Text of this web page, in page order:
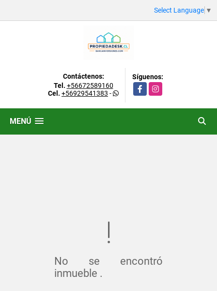
Select Language ▼
Contáctenos:
Tel. +56672589160
Cel. +56929541383 -
Síguenos:
FacebookInstagram
MENÚ
No se encontró
inmueble .